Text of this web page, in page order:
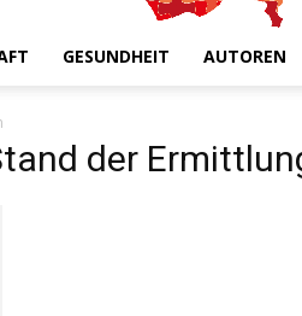
GESUNDHEIT AUTOREN
der